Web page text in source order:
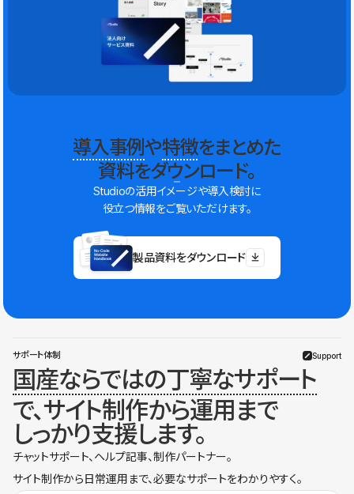
導入事例や特徴をまとめた
資料をダウンロード。
Studioの活用イメージや導入検討に
役立つ情報をご覧いただけます。
製品資料をダウンロード
サポート体制 Support
国産ならではの丁寧なサポート
で、サイト制作から運用まで
しっかり支援します。
チャットサポート、ヘルプ記事、制作パートナー。
サイト制作から日常運用まで、必要なサポートをわかりやすく。